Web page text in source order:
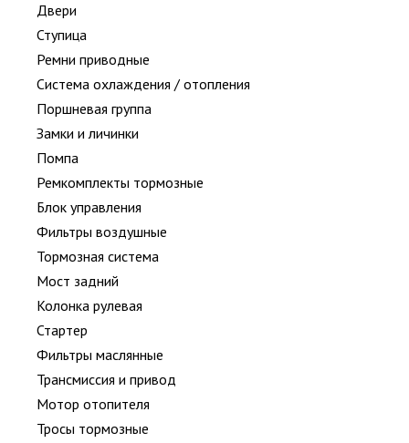
Двери
Ступица
Ремни приводные
Система охлаждения / отопления
Поршневая группа
Замки и личинки
Помпа
Ремкомплекты тормозные
Блок управления
Фильтры воздушные
Тормозная система
Мост задний
Колонка рулевая
Стартер
Фильтры маслянные
Трансмиссия и привод
Мотор отопителя
Тросы тормозные